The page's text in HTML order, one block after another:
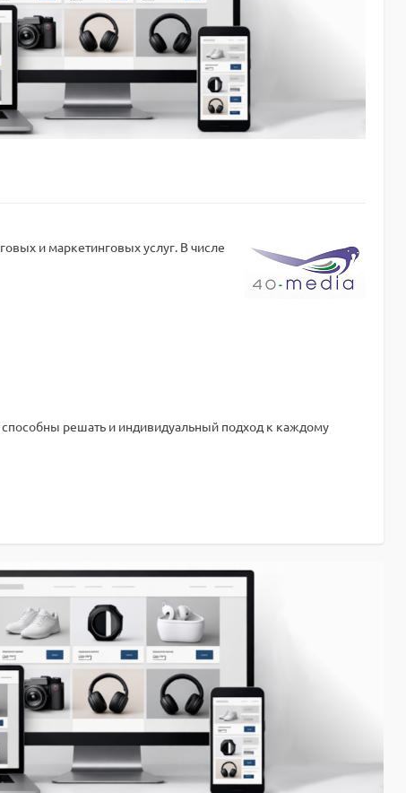
и маркетинговых услуг. В числе
решать и индивидуальный подход к каждому